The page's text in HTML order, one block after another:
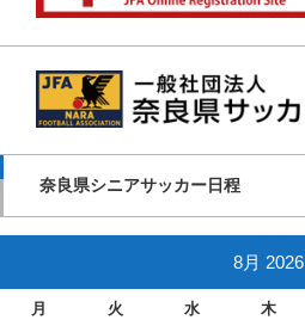
奈良県シニアサッカー日程
8月 2026
月 火 水 木